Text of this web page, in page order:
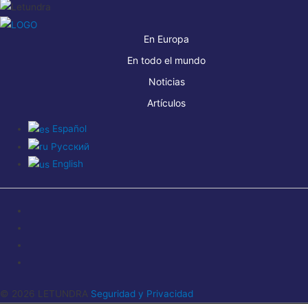
En Europa
En todo el mundo
Noticias
Artículos
Español
Русский
English
© 2026 LETUNDRA Seguridad y Privacidad